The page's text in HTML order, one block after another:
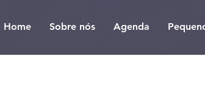
Home Sobre nós Agenda